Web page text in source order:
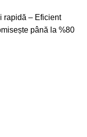
rapidă – Eficient
până la %80